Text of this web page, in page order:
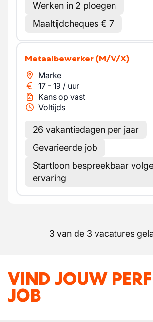
Werken in 2 ploegen
Maaltijdcheques € 7
Metaalbewerker (M/V/X)
Marke
17 - 19 / uur
Kans op vast
Voltijds
26 vakantiedagen per jaar
Gevarieerde job
Startloon bespreekbaar
ervaring
3 van de 3 vacatures
VIND JOUW
JOB